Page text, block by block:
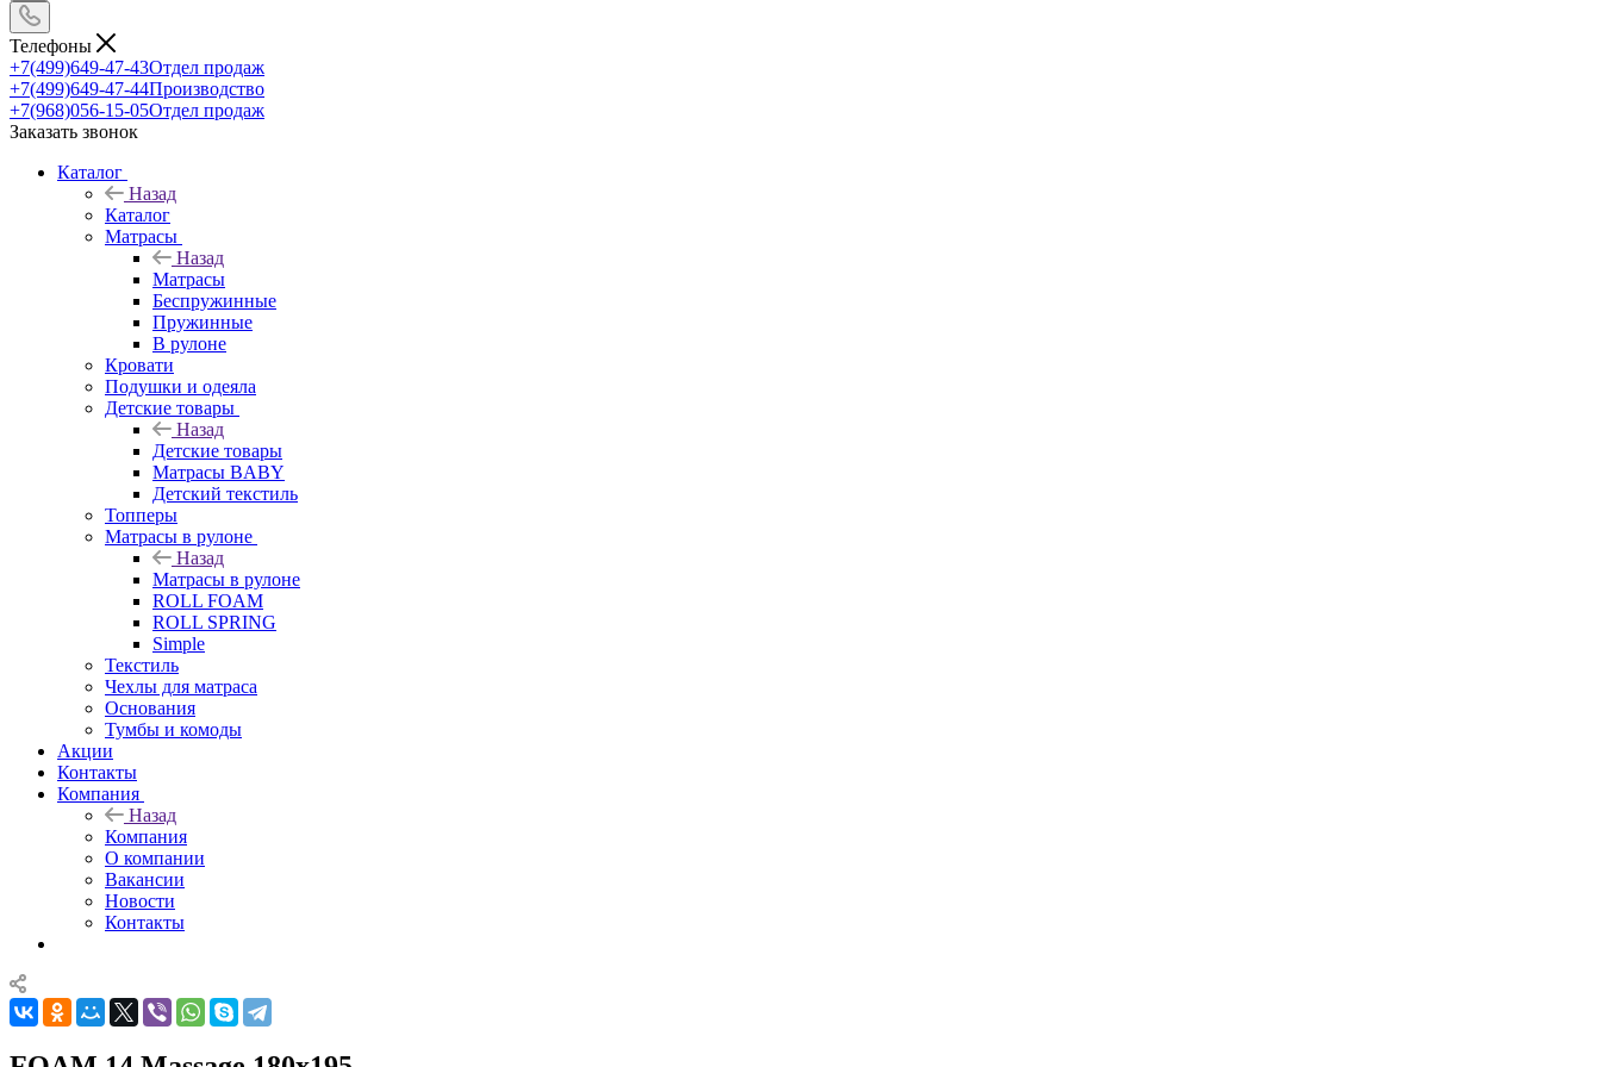
Телефоны
+7(499)649-47-43Отдел продаж
+7(499)649-47-44Производство
+7(968)056-15-05Отдел продаж
Заказать звонок
Каталог
Назад
Каталог
Матрасы
Назад
Матрасы
Беспружинные
Пружинные
В рулоне
Кровати
Подушки и одеяла
Детские товары
Назад
Детские товары
Матрасы BABY
Детский текстиль
Топперы
Матрасы в рулоне
Назад
Матрасы в рулоне
ROLL FOAM
ROLL SPRING
Simple
Текстиль
Чехлы для матраса
Основания
Тумбы и комоды
Акции
Контакты
Компания
Назад
Компания
О компании
Вакансии
Новости
Контакты